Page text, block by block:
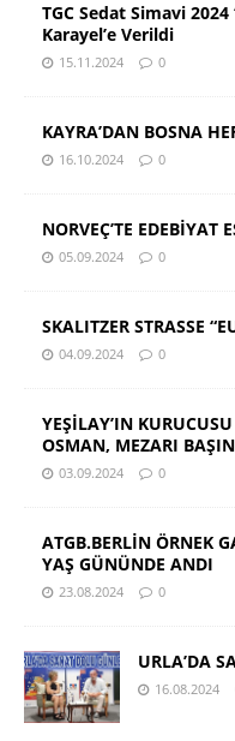
TGC Sedat Simavi
Karayel’e Verildi
15.11.2024 0
KAYRA’DAN BOSNA
16.10.2024 0
NORVEÇ’TE EDEBİYAT
05.09.2024 0
SKALITZER STRASSE
04.09.2024 0
YEŞİLAY’IN
OSMAN, MEZARI
03.09.2024 0
ATGB.BERLİN ÖRNEK
YAŞ GÜNÜNDE ANDI
23.08.2024 0
URLA’DA
16.08.2024